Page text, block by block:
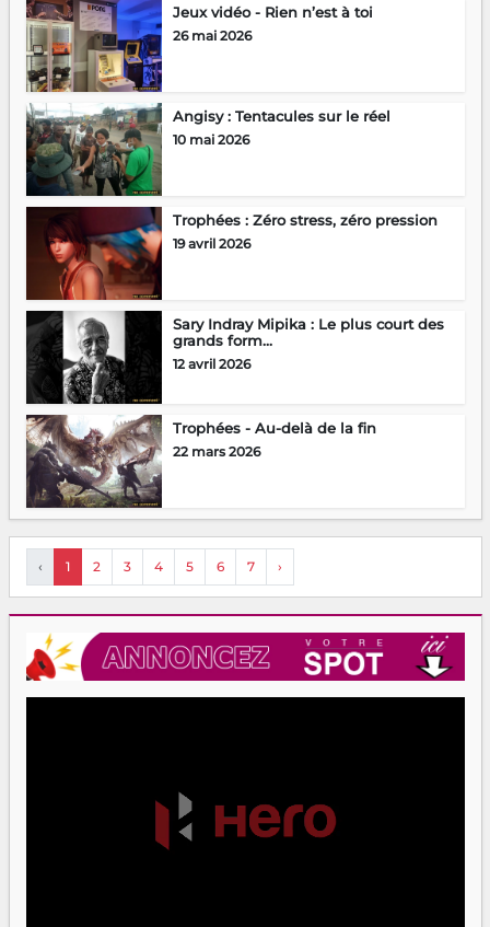
Jeux vidéo - Rien n’est à toi
26 mai 2026
Angisy : Tentacules sur le réel
10 mai 2026
Trophées : Zéro stress, zéro pression
19 avril 2026
Sary Indray Mipika : Le plus court des
grands form...
12 avril 2026
Trophées - Au-delà de la fin
22 mars 2026
‹ 1 2 3 4 5 6 7 ›